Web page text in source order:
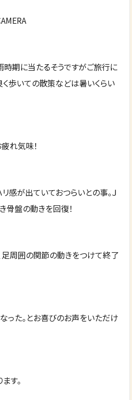
期に当たるそうですがご旅行に
歩いての散策などは暑いくらい
れ気味！
感が出ていておつらいとの事。Ｊ
骨盤の動きを回復！
足周囲の関節の動きをつけて終了
った。とお喜びのお声をいただけ
す。